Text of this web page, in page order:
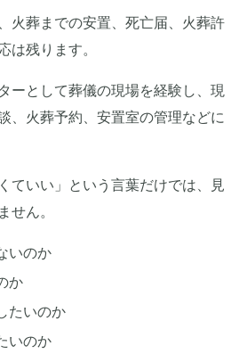
火葬までの安置、死亡届、火葬許
は残ります。
ーとして葬儀の現場を経験し、現
、火葬予約、安置室の管理などに
ていい」という言葉だけでは、見
せん。
いのか
か
たいのか
いのか